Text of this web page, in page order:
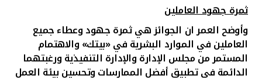
ثمرة جهود العاملين
وأوضح العمر ان الجوائز هي ثمرة جهود وعطاء جميع
العاملين في الموارد البشرية في «بيتك» والاهتمام
المستمر من مجلس الإدارة والإدارة التنفيذية ورغبتهما
الدائمة في تطبيق أفضل الممارسات وتحسين بيئة العمل